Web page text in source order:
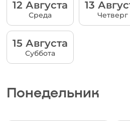
12 Августа
Среда
13
Четверг
15 Августа
Суббота
Понедельник